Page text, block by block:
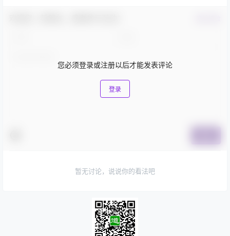
您必须登录或注册以后才能发表评论
登录
暂无讨论，说说你的看法吧